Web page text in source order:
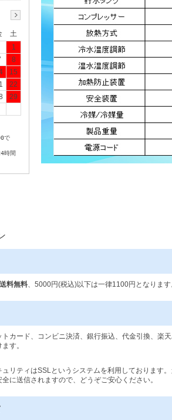
土
1
8
15
22
29
で
時間
料無料、5000円(税込)以下は一律1100円となります
カード、コンビニ決済、銀行振込、代金引換、楽
す。
リティはSSLというシステムを利用しております。
に送信されますので、どうぞご安心ください。